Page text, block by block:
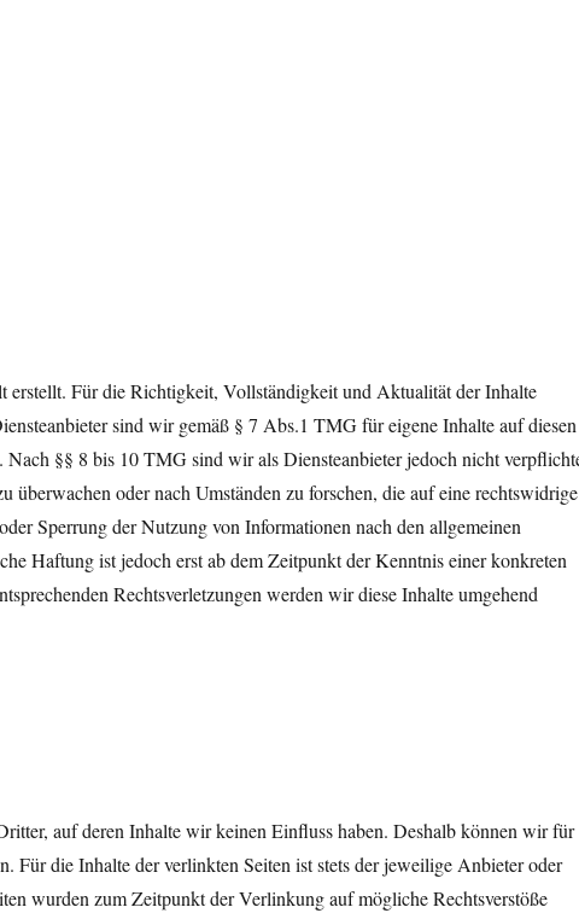
erstellt. Für die Richtigkeit, Vollständigkeit und Aktualität der Inhalte
sind wir gemäß § 7 Abs.1 TMG für eigene Inhalte auf diesen
Nach §§ 8 bis 10 TMG sind wir als Diensteanbieter jedoch nicht
überwachen oder nach Umständen zu forschen, die auf eine rechtswidrige
Sperrung der Nutzung von Informationen nach den allgemeinen
Haftung ist jedoch erst ab dem Zeitpunkt der Kenntnis einer konkreten
Rechtsverletzungen werden wir diese Inhalte umgehend
auf deren Inhalte wir keinen Einfluss haben. Deshalb können wir für
Für die Inhalte der verlinkten Seiten ist stets der jeweilige Anbieter oder
wurden zum Zeitpunkt der Verlinkung auf mögliche Rechtsverstöße